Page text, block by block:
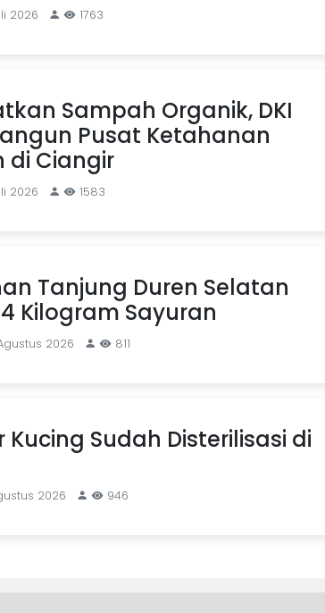
2026 1763
Sampah Organik, DKI
Pusat Ketahanan
di Ciangir
2026 1583
Tanjung Duren Selatan
Kilogram Sayuran
2026 811
Kucing Sudah Disterilisasi di
2026 946